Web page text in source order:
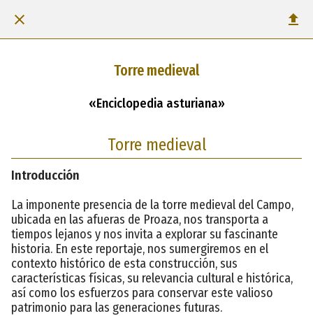
Torre medieval
«Enciclopedia asturiana»
Torre medieval
Introducción
La imponente presencia de la torre medieval del Campo,
ubicada en las afueras de Proaza, nos transporta a
tiempos lejanos y nos invita a explorar su fascinante
historia. En este reportaje, nos sumergiremos en el
contexto histórico de esta construcción, sus
características físicas, su relevancia cultural e histórica,
así como los esfuerzos para conservar este valioso
patrimonio para las generaciones futuras.